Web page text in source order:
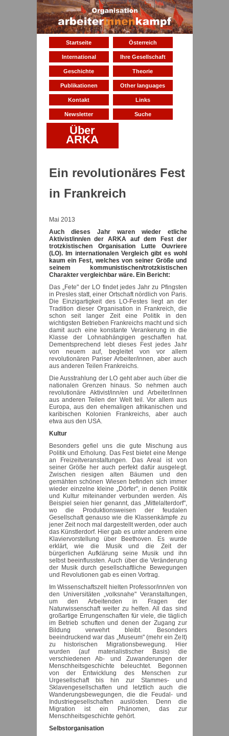
Startseite Österreich
International Ihre Gesellschaft
Geschichte Theorie
Publikationen Other languages
Kontakt Links
Newsletter Suche
Über
ARKA
Ein revolutionäres Fest
in Frankreich
Mai 2013
Auch dieses Jahr waren wieder etliche
Aktivist/inn/en der ARKA auf dem Fest der
trotzkistischen Organisation Lutte Ouvriere
(LO). Im internationalen Vergleich gibt es wohl
kaum ein Fest, welches von seiner Größe und
seinem kommunistischen/trotzkistischen
Charakter vergleichbar wäre. Ein Bericht:
Das „Fete" der LO findet jedes Jahr zu Pfingsten
in Presles statt, einer Ortschaft nördlich von Paris.
Die Einzigartigkeit des LO-Festes liegt an der
Tradition dieser Organisation in Frankreich, die
schon seit langer Zeit eine Politik in den
wichtigsten Betrieben Frankreichs macht und sich
damit auch eine konstante Verankerung in die
Klasse der Lohnabhängigen geschaffen hat.
Dementsprechend lebt dieses Fest jedes Jahr
von neuem auf, begleitet von vor allem
revolutionären Pariser Arbeiter/innen, aber auch
aus anderen Teilen Frankreichs.
Die Ausstrahlung der LO geht aber auch über die
nationalen Grenzen hinaus. So nehmen auch
revolutionäre Aktivist/inn/en und Arbeiter/innen
aus anderen Teilen der Welt teil. Vor allem aus
Europa, aus den ehemaligen afrikanischen und
karibischen Kolonien Frankreichs, aber auch
etwa aus den USA.
Kultur
Besonders gefiel uns die gute Mischung aus
Politik und Erholung. Das Fest bietet eine Menge
an Freizeitveranstaltungen. Das Areal ist von
seiner Größe her auch perfekt dafür ausgelegt.
Zwischen riesigen alten Bäumen und den
gemähten schönen Wiesen befinden sich immer
wieder einzelne kleine „Dörfer", in denen Politik
und Kultur miteinander verbunden werden. Als
Beispiel seien hier genannt, das „Mittelalterdorf",
wo die Produktionsweisen der feudalen
Gesellschaft genauso wie die Klassenkämpfe zu
jener Zeit noch mal dargestellt werden, oder auch
das Künstlerdorf. Hier gab es unter anderem eine
Klaviervorstellung über Beethoven. Es wurde
erklärt, wie die Musik und die Zeit der
bürgerlichen Aufklärung seine Musik und ihn
selbst beeinflussten. Auch über die Veränderung
der Musik durch gesellschaftliche Bewegungen
und Revolutionen gab es einen Vortrag.
Im Wissenschaftszelt hielten Professor/inn/en von
den Universitäten „volksnahe" Veranstaltungen,
um den Arbeitenden in Fragen der
Naturwissenschaft weiter zu helfen. All das sind
großartige Errungenschaften für viele, die täglich
im Betrieb schuften und denen der Zugang zur
Bildung verwehrt bleibt. Besonders
beeindruckend war das „Museum" (mehr ein Zelt)
zu historischen Migrationsbewegung. Hier
wurden (auf materialistischer Basis) die
verschiedenen Ab- und Zuwanderungen der
Menschheitsgeschichte beleuchtet. Begonnen
von der Entwicklung des Menschen zur
Urgesellschaft bis hin zur Stammes- und
Sklavengesellschaften und letztlich auch die
Wanderungsbewegungen, die die Feudal- und
Industriegesellschaften auslösten. Denn die
Migration ist ein Phänomen, das zur
Menschheitsgeschichte gehört.
Selbstorganisation